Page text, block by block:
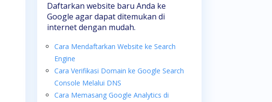
Daftarkan website baru Anda ke
Google agar dapat ditemukan di
internet dengan mudah.
Cara Mendaftarkan Website ke Search
Engine
Cara Verifikasi Domain ke Google Search
Console Melalui DNS
Cara Memasang Google Analytics di